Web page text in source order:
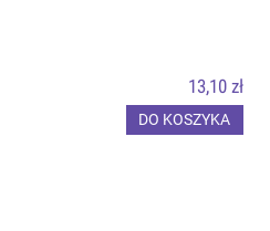
13,10 zł
DO KOSZYKA